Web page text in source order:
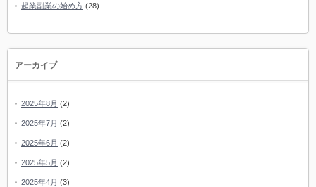
起業副業の始め方 (28)
アーカイブ
2025年8月 (2)
2025年7月 (2)
2025年6月 (2)
2025年5月 (2)
2025年4月 (3)